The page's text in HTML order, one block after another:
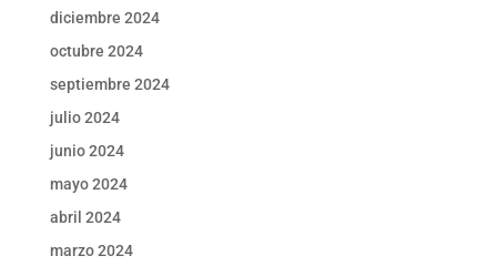
diciembre 2024
octubre 2024
septiembre 2024
julio 2024
junio 2024
mayo 2024
abril 2024
marzo 2024